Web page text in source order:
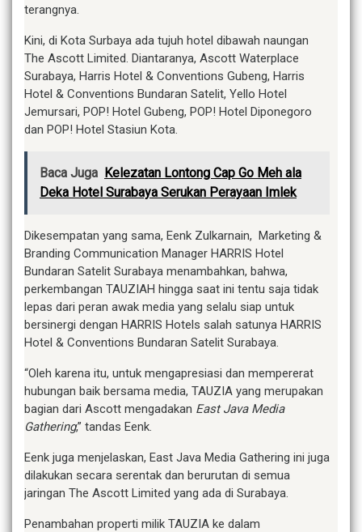
terangnya.
Kini, di Kota Surbaya ada tujuh hotel dibawah naungan
The Ascott Limited. Diantaranya, Ascott Waterplace
Surabaya, Harris Hotel & Conventions Gubeng, Harris
Hotel & Conventions Bundaran Satelit, Yello Hotel
Jemursari, POP! Hotel Gubeng, POP! Hotel Diponegoro
dan POP! Hotel Stasiun Kota.
Baca Juga Kelezatan Lontong Cap Go Meh ala
Deka Hotel Surabaya Serukan Perayaan Imlek
Dikesempatan yang sama, Eenk Zulkarnain, Marketing &
Branding Communication Manager HARRIS Hotel
Bundaran Satelit Surabaya menambahkan, bahwa,
perkembangan TAUZIAH hingga saat ini tentu saja tidak
lepas dari peran awak media yang selalu siap untuk
bersinergi dengan HARRIS Hotels salah satunya HARRIS
Hotel & Conventions Bundaran Satelit Surabaya.
“Oleh karena itu, untuk mengapresiasi dan mempererat
hubungan baik bersama media, TAUZIA yang merupakan
bagian dari Ascott mengadakan East Java Media
Gathering,” tandas Eenk.
Eenk juga menjelaskan, East Java Media Gathering ini juga
dilakukan secara serentak dan berurutan di semua
jaringan The Ascott Limited yang ada di Surabaya.
Penambahan properti milik TAUZIA ke dalam